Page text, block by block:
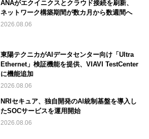
ANAがエクイニクスとクラウド接続を刷新、
ネットワーク構築期間が数カ月から数週間へ
2026.08.06
東陽テクニカがAIデータセンター向け「Ultra
Ethernet」検証機能を提供、VIAVI TestCenter
に機能追加
2026.08.06
NRIセキュア、独自開発のAI統制基盤を導入し
たSOCサービスを運用開始
2026.08.06